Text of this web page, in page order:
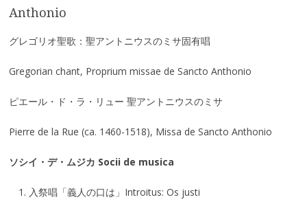
Anthonio
グレゴリオ聖歌：聖アントニウスのミサ固有唱
Gregorian chant, Proprium missae de Sancto Anthonio
ピエール・ド・ラ・リュー 聖アントニウスのミサ
Pierre de la Rue (ca. 1460-1518), Missa de Sancto Anthonio
ソシイ・デ・ムジカ Socii de musica
1. 入祭唱「義人の口は」Introitus: Os justi